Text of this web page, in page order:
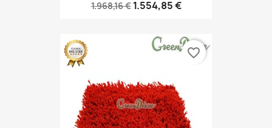
1.968,16 € 1.554,85 €
favorite_border